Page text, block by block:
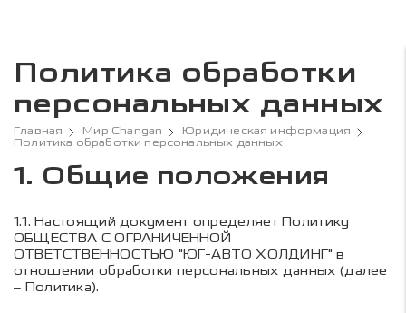
Политика обработки
персональных данных
Главная Мир Changan
Юридическая информация
Политика обработки персональных данных
1. Общие положения
1.1. Настоящий документ определяет Политику
ОБЩЕСТВА С ОГРАНИЧЕННОЙ
ОТВЕТСТВЕННОСТЬЮ "ЮГ-АВТО ХОЛДИНГ" в
отношении обработки персональных данных (далее
– Политика).